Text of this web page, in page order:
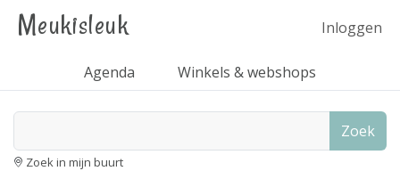
Meukisleuk Inloggen
Agenda Winkels & webshops
Zoek
Zoek in mijn buurt